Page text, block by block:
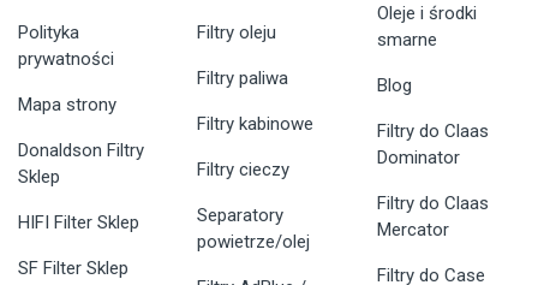
Polityka
prywatności
Mapa strony
Donaldson Filtry
Sklep
HIFI Filter Sklep
SF Filter Sklep
Filtry oleju
Filtry paliwa
Filtry kabinowe
Filtry cieczy
Separatory
powietrze/olej
Oleje i środki
smarne
Blog
Filtry do Claas
Dominator
Filtry do Claas
Mercator
Filtry do Case